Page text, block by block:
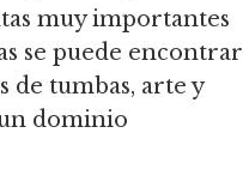
muy importantes
se puede encontrar
de tumbas, arte y
dominio